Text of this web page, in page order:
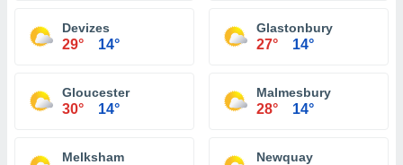
Devizes
29° 14°
Glastonbury
27° 14°
Gloucester
30° 14°
Malmesbury
28° 14°
Melksham Newquay